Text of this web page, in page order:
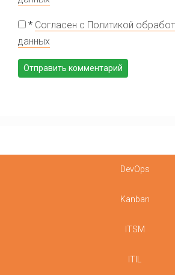
* Согласен с Политикой
данных
DevOps
Kanban
ITSM
ITIL